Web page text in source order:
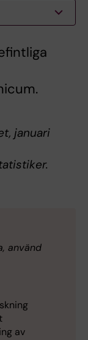
januari
använd
av